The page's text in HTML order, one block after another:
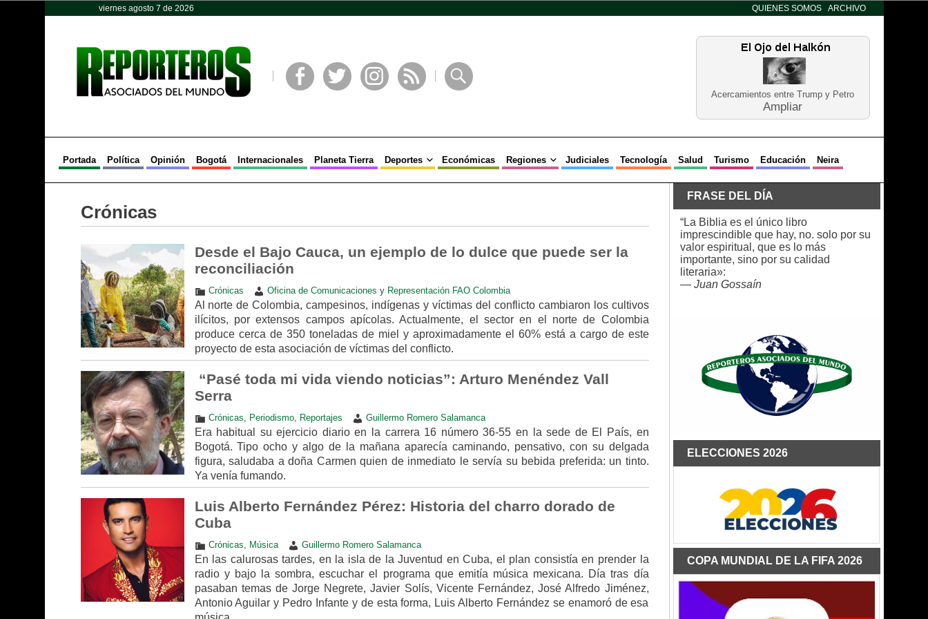
viernes agosto 7 de 2026 QUIENES SOMOS ARCHIVO
Acercamientos entre Trump y Petro
Ampliar
Portada Política Opinión Bogotá Internacionales Planeta Tierra Deportes Económicas Regiones Judiciales Tecnología Salud Turismo Educación Neira
Crónicas
Desde el Bajo Cauca, un ejemplo de lo dulce que puede ser la
reconciliación
Crónicas Oficina de Comunicaciones y Representación FAO Colombia
Al norte de Colombia, campesinos, indígenas y víctimas del conflicto cambiaron los cultivos
ilícitos, por extensos campos apícolas. Actualmente, el sector en el norte de Colombia
produce cerca de 350 toneladas de miel y aproximadamente el 60% está a cargo de este
proyecto de esta asociación de víctimas del conflicto.
“Pasé toda mi vida viendo noticias”: Arturo Menéndez Vall
Serra
Crónicas, Periodismo, Reportajes Guillermo Romero Salamanca
Era habitual su ejercicio diario en la carrera 16 número 36-55 en la sede de El País, en
Bogotá. Tipo ocho y algo de la mañana aparecía caminando, pensativo, con su delgada
figura, saludaba a doña Carmen quien de inmediato le servía su bebida preferida: un tinto.
Ya venía fumando.
Luis Alberto Fernández Pérez: Historia del charro dorado de
Cuba
Crónicas, Música Guillermo Romero Salamanca
En las calurosas tardes, en la isla de la Juventud en Cuba, el plan consistía en prender la
radio y bajo la sombra, escuchar el programa que emitía música mexicana. Día tras día
pasaban temas de Jorge Negrete, Javier Solís, Vicente Fernández, José Alfredo Jiménez,
Antonio Aguilar y Pedro Infante y de esta forma, Luis Alberto Fernández se enamoró de esa
FRASE DEL DÍA
“La Biblia es el único libro
imprescindible que hay, no. solo por su
valor espiritual, que es lo más
importante, sino por su calidad
literaria»:
— Juan Gossaín
ELECCIONES 2026
COPA MUNDIAL DE LA FIFA 2026
Opinión Política